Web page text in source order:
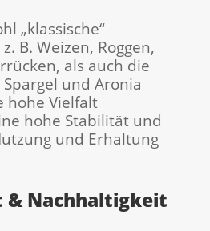
„klassische“
B. Weizen, Roggen,
als auch die
und Aronia
hohe Vielfalt
hohe Stabilität und
und Erhaltung
& Nachhaltigkeit